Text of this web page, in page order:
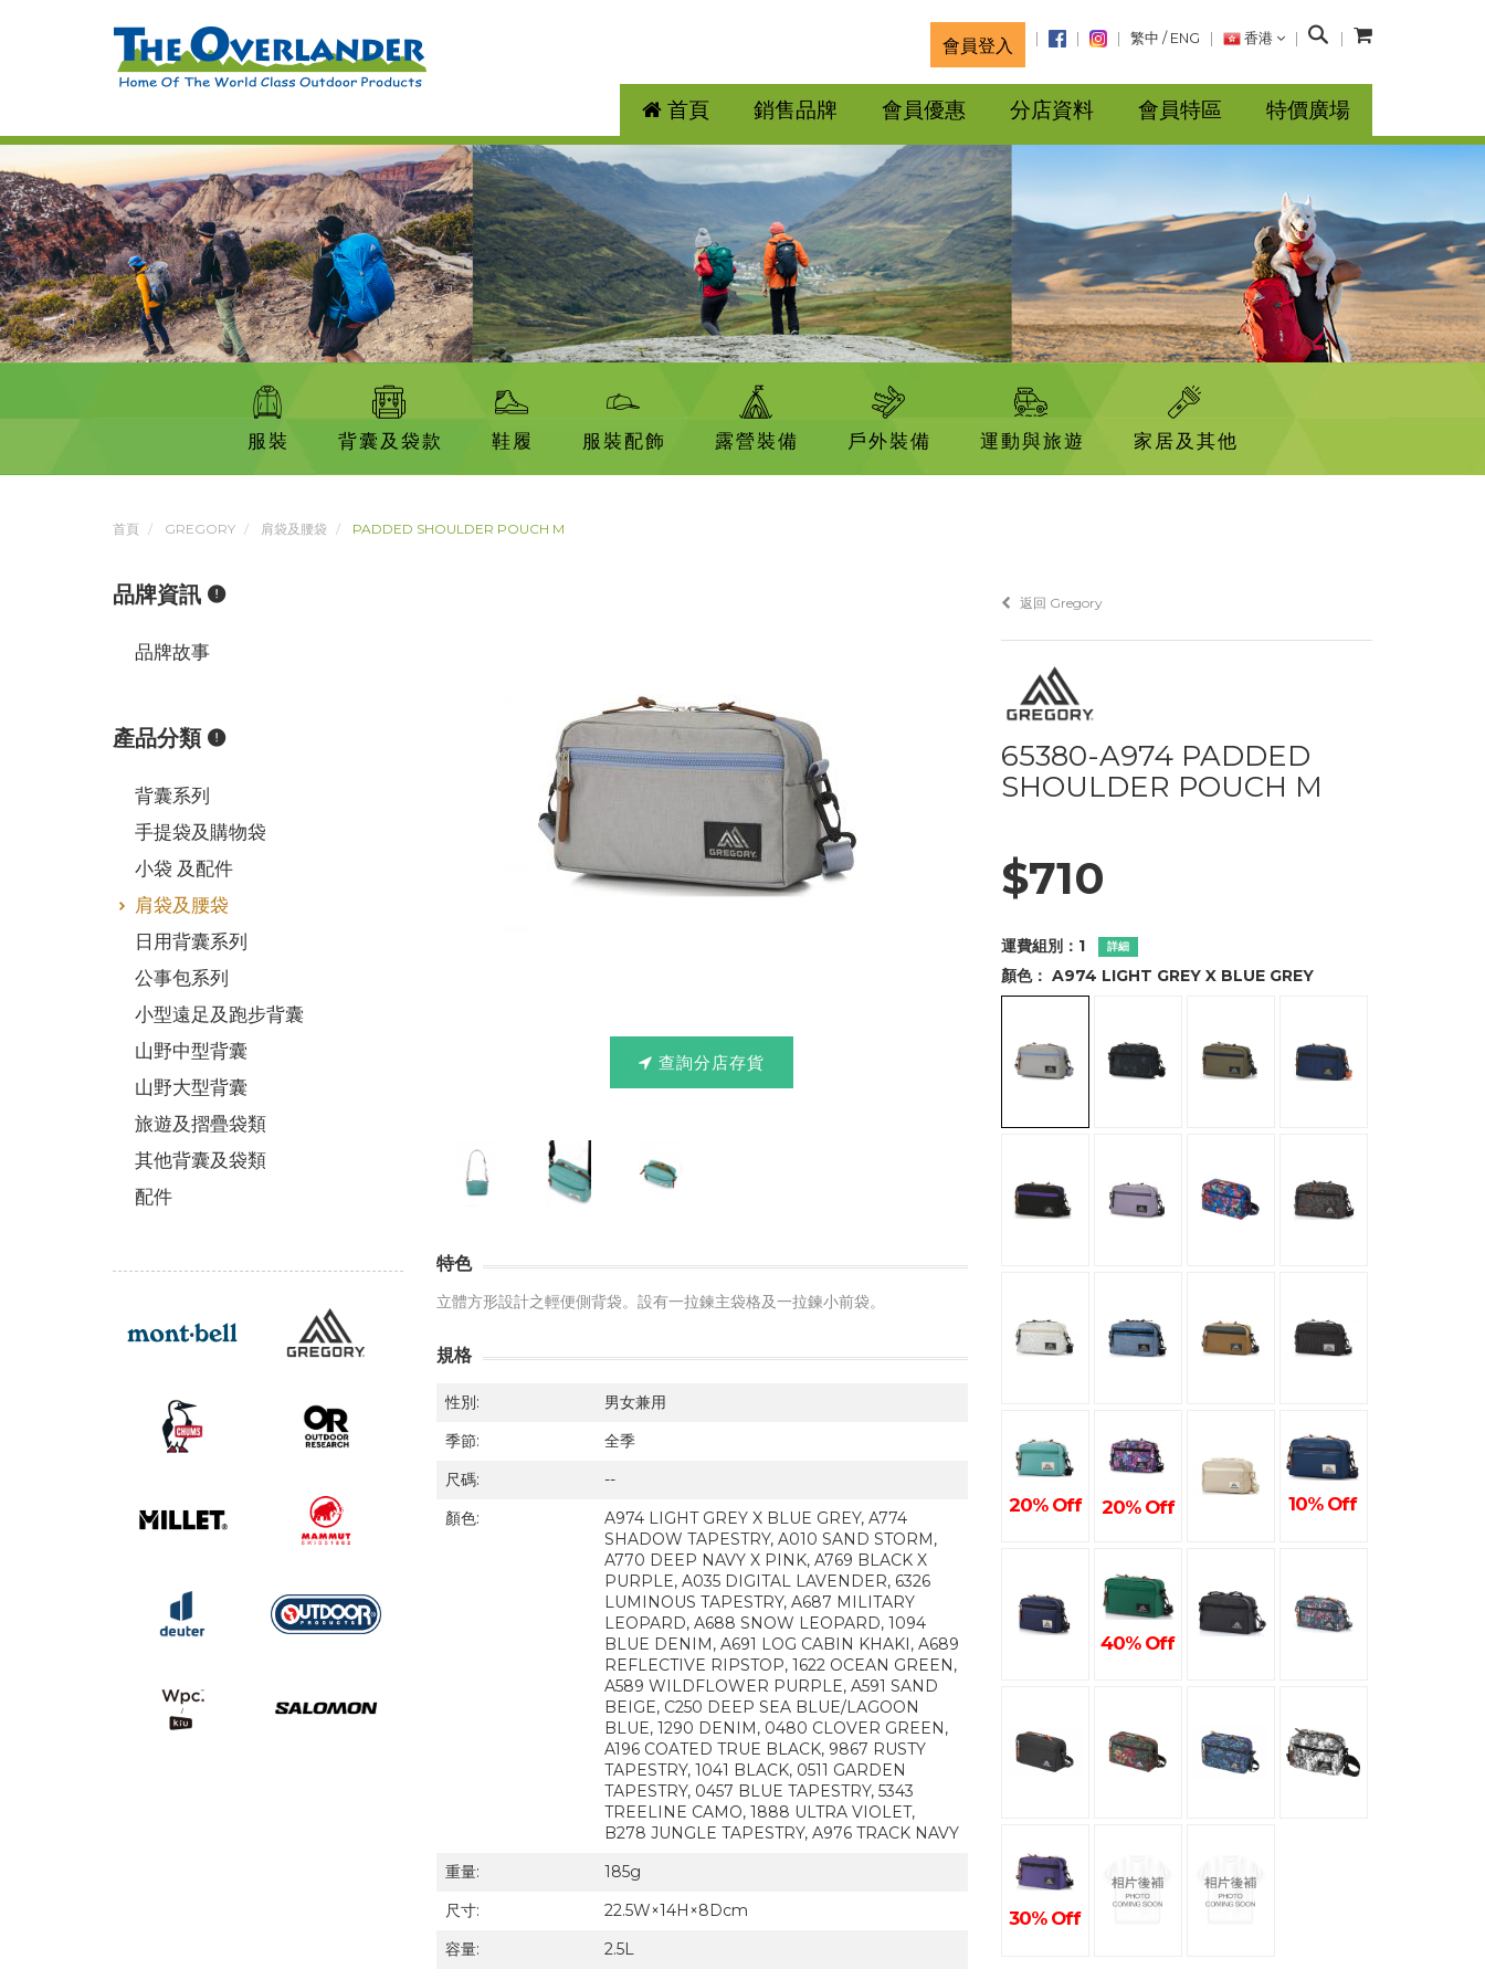
會員登入 繁中 / ENG 香港
搜
首頁 銷售品牌 會員優惠 分店資料 會員特區 特價廣場
服裝 背囊及袋款 鞋履 服裝配飾 露營裝備 戶外裝備 運動與旅遊 家居及其他
首頁 GREGORY 肩袋及腰袋 PADDED SHOULDER POUCH M
查詢分店存貨
特色
立體方形設計之輕便側背袋。設有一拉鍊主袋格及一拉鍊小前袋。
規格
性別:
男女兼用
季節:
全季
尺碼:
--
顏色:
A974 LIGHT GREY X BLUE GREY, A774
SHADOW TAPESTRY, A010 SAND STORM,
A770 DEEP NAVY X PINK, A769 BLACK X
PURPLE, A035 DIGITAL LAVENDER, 6326
LUMINOUS TAPESTRY, A687 MILITARY
LEOPARD, A688 SNOW LEOPARD, 1094
BLUE DENIM, A691 LOG CABIN KHAKI, A689
REFLECTIVE RIPSTOP, 1622 OCEAN GREEN,
A589 WILDFLOWER PURPLE, A591 SAND
BEIGE, C250 DEEP SEA BLUE/LAGOON
BLUE, 1290 DENIM, 0480 CLOVER GREEN,
A196 COATED TRUE BLACK, 9867 RUSTY
TAPESTRY, 1041 BLACK, 0511 GARDEN
TAPESTRY, 0457 BLUE TAPESTRY, 5343
TREELINE CAMO, 1888 ULTRA VIOLET,
B278 JUNGLE TAPESTRY, A976 TRACK NAVY
重量:
185g
尺寸:
22.5W×14H×8Dcm
容量:
2.5L
返回 Gregory
65380-A974 PADDED
SHOULDER POUCH M
$710
運費組別： 1 詳細
顏色：A974 LIGHT GREY X BLUE GREY
20% Off 20% Off 10% Off
40% Off
30% Off
品牌資訊
品牌故事
產品分類
背囊系列
手提袋及購物袋
小袋 及配件
肩袋及腰袋
日用背囊系列
公事包系列
小型遠足及跑步背囊
山野中型背囊
山野大型背囊
旅遊及摺疊袋類
其他背囊及袋類
配件